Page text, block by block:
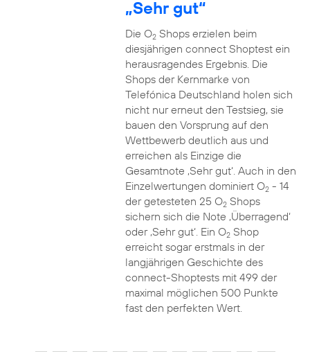
„Sehr gut“
Die O2Shops erzielen beim
diesjährigen connect Shoptest ein
herausragendes Ergebnis. Die
Shops der Kernmarke von
Telefónica Deutschland holen sich
nicht nur erneut den Testsieg, sie
bauen den Vorsprung auf den
Wettbewerb deutlich aus und
erreichen als Einzige die
Gesamtnote ‚Sehr gut‘. Auch in den
Einzelwertungen dominiert O2- 14
der getesteten 25 O2Shops
sichern sich die Note ‚Überragend‘
oder ‚Sehr gut‘. Ein O2Shop
erreicht sogar erstmals in der
langjährigen Geschichte des
connect-Shoptests mit 499 der
maximal möglichen 500 Punkte
fast den perfekten Wert.